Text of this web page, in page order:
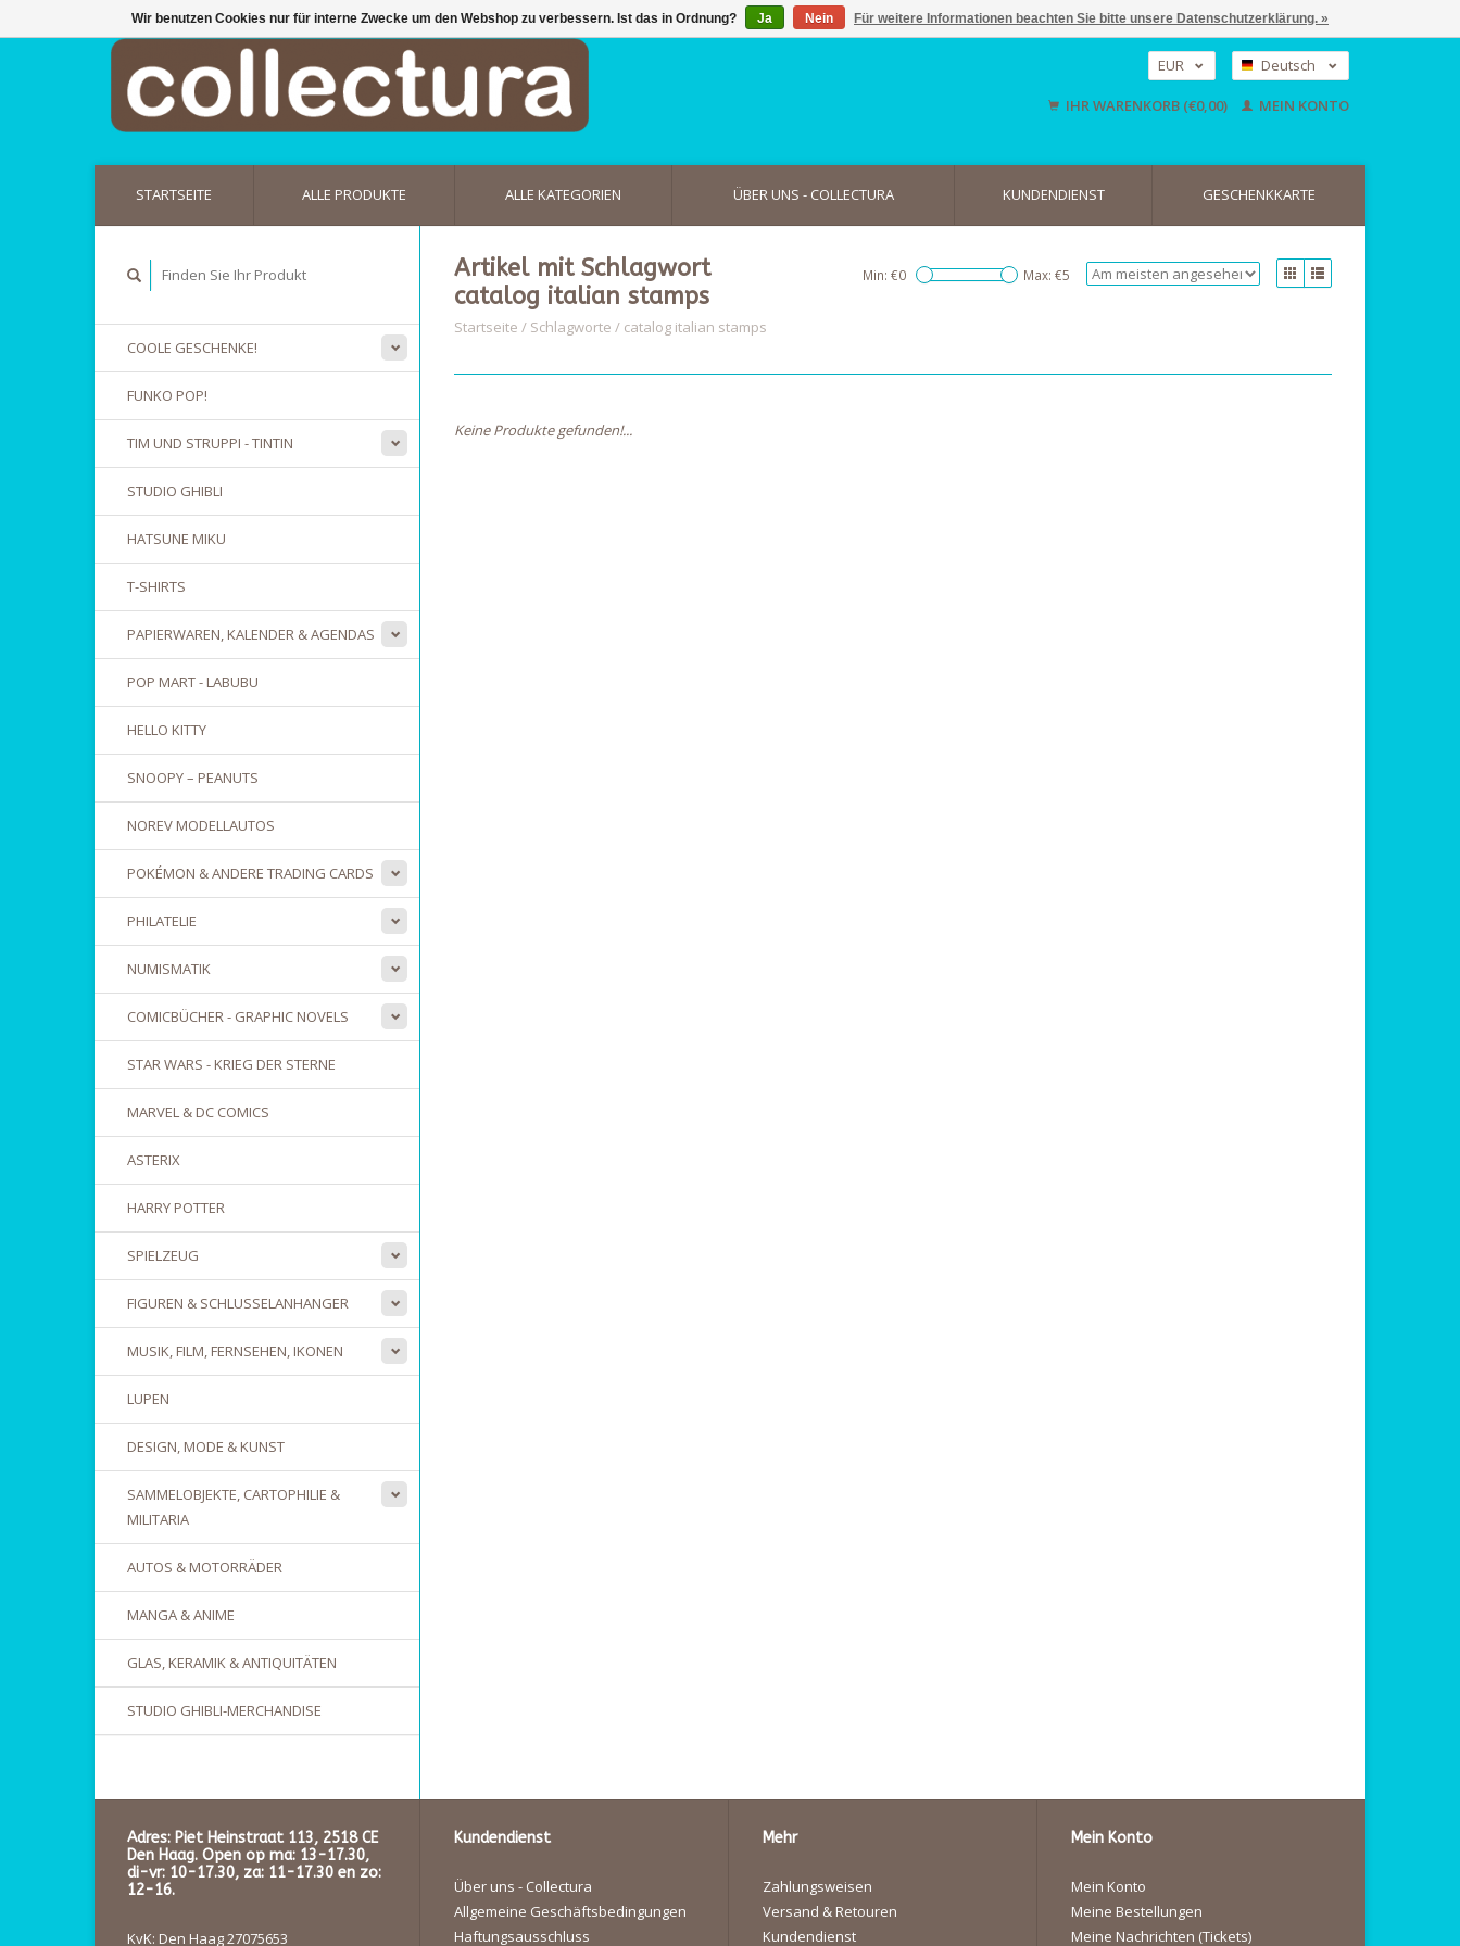
EUR
USD
Deutsch
English
IHR WARENKORB (€0,00) MEIN KONTO
STARTSEITE ALLE PRODUKTE ALLE KATEGORIEN ÜBER UNS - COLLECTURA KUNDENDIENST GESCHENKKARTE
COOLE GESCHENKE!
FUNKO POP!
TIM UND STRUPPI - TINTIN
STUDIO GHIBLI
HATSUNE MIKU
T-SHIRTS
PAPIERWAREN, KALENDER & AGENDAS
POP MART - LABUBU
HELLO KITTY
SNOOPY – PEANUTS
NOREV MODELLAUTOS
POKÉMON & ANDERE TRADING CARDS
PHILATELIE
NUMISMATIK
COMICBÜCHER - GRAPHIC NOVELS
STAR WARS - KRIEG DER STERNE
MARVEL & DC COMICS
ASTERIX
HARRY POTTER
SPIELZEUG
FIGUREN & SCHLUSSELANHANGER
MUSIK, FILM, FERNSEHEN, IKONEN
LUPEN
DESIGN, MODE & KUNST
SAMMELOBJEKTE, CARTOPHILIE &
MILITARIA
AUTOS & MOTORRÄDER
MANGA & ANIME
GLAS, KERAMIK & ANTIQUITÄTEN
STUDIO GHIBLI-MERCHANDISE
Artikel mit Schlagwort
catalog italian stamps
Startseite / Schlagworte / catalog italian stamps
Min: €0 Max: €5
Keine Produkte gefunden!...
Adres: Piet Heinstraat 113, 2518 CE
Den Haag. Open op ma: 13-17.30,
di-vr: 10-17.30, za: 11-17.30 en zo:
12-16.
KvK: Den Haag 27075653
Kundendienst
Über uns - Collectura
Allgemeine Geschäftsbedingungen
Haftungsausschluss
Mehr
Zahlungsweisen
Versand & Retouren
Kundendienst
Mein Konto
Mein Konto
Meine Bestellungen
Meine Nachrichten (Tickets)
Wir benutzen Cookies nur für interne Zwecke um den Webshop zu verbessern. Ist das in Ordnung? Ja Nein Für weitere Informationen beachten Sie bitte unsere Datenschutzerklärung. »